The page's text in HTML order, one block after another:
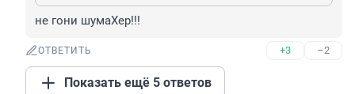
не гони шумаХер!!!
ОТВЕТИТЬ +3 –2
Показать ещё 5 ответов